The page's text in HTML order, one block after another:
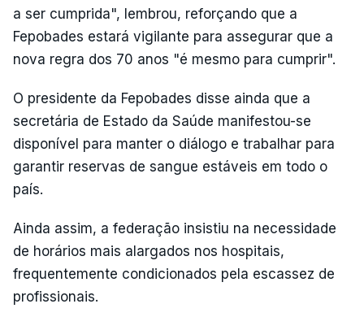
a ser cumprida", lembrou, reforçando que a
Fepobades estará vigilante para assegurar que a
nova regra dos 70 anos "é mesmo para cumprir".
O presidente da Fepobades disse ainda que a
secretária de Estado da Saúde manifestou-se
disponível para manter o diálogo e trabalhar para
garantir reservas de sangue estáveis em todo o
país.
Ainda assim, a federação insistiu na necessidade
de horários mais alargados nos hospitais,
frequentemente condicionados pela escassez de
profissionais.